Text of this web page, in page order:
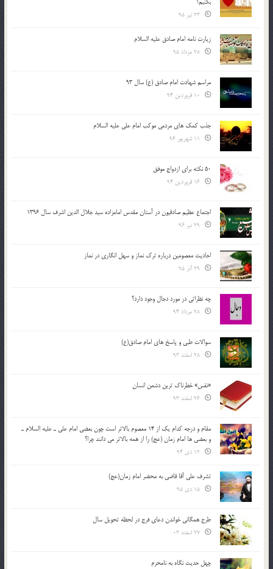
زیارت نامه امام صادق علیه السلام
مراسم شهادت امام صادق (ع) سال 93
جذب کمک های مردمی موکب امام علی علیه السلام
50 نکته برای ازدواج موفق
اجتماع عظیم صادقیون در آستان مقدس امامزاده سید جلال الدین اشرف سال 1396
احادیث معصومین درباره ترک نماز و سهل انگاری در نماز
چه نظراتی در مورد دجال وجود دارد؟
سوالات طبی و پاسخ های امام صادق(ع)
«نفس» خطرناک ترین دشمن انسان
مقام و درجه كدام يك از 14 معصوم بالاتر است چون بعضي امام علي ـ عليه السلام ـ
و بعضي ها امام زمان (عج) را از همه بالاتر مي دانند چرا؟
تشرف علي آقا قاضي به محضر امام زمان(عج)
طرح همگانی خواندن دعای فرج در لحظه تحویل سال
چهل حدیث نگاه به نامحرم